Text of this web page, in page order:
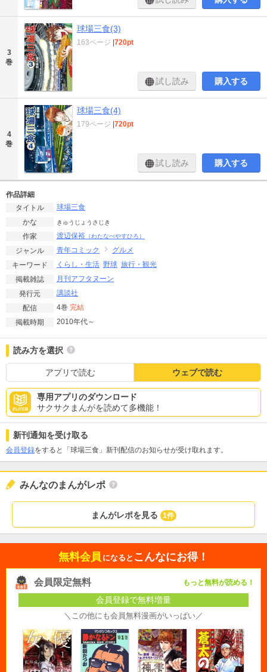
3
巻
球場三食(3)
163ページ |720pt
試し読み 購入する
4
巻
球場三食(4)
179ページ |720pt
試し読み 購入する
作品詳細
タイトル
球場三食
かな
きゅうじょうさじき
作家 渡辺保裕 （わたなべやすひろ）
ジャンル 青年コミック
グルメ
キーワード
くらし・生活 野球 旅行・観光
掲載雑誌
月刊アフタヌーン
発行元
講談社
配信
4巻 完結
掲載時期
2010年代～
読み方を選択
アプリで読む ウェブで読む
専用アプリのダウンロード
サクサクまんがを読めて多機能！
新刊通知を受け取る
会員登録をすると「球場三食」新刊配信のお知らせが受け取れます。
みんなのまんがレポ
まんがレポを見る 1件
無料会員 になると こんなにお得！
会員限定無料 もっと無料が読める！
会員登録で無料増量
＼この他にも会員無料漫画がいっぱい／